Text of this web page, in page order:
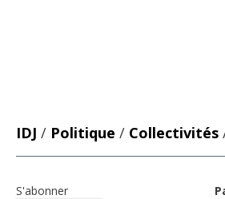
IDJ / Politique / Collectivités
S'abonner